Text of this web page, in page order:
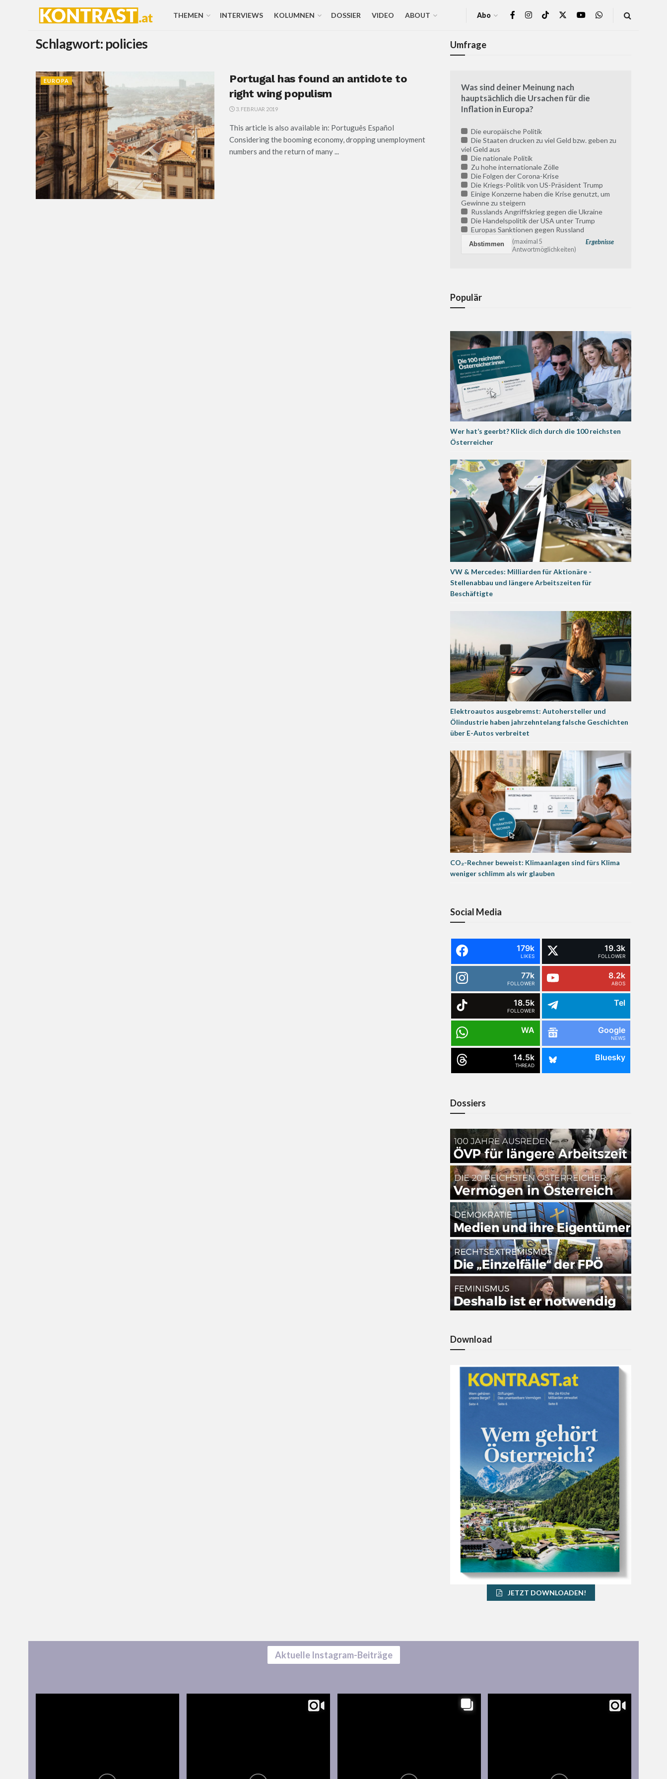
THEMEN INTERVIEWS KOLUMNEN DOSSIER VIDEO ABOUT Abo
Schlagwort: policies
EUROPA
Portugal has found an antidote to
right wing populism
3. FEBRUAR 2019
This article is also available in: Português Español
Considering the booming economy, dropping unemployment
numbers and the return of many ...
Umfrage
Was sind deiner Meinung nach
hauptsächlich die Ursachen für die
Inflation in Europa?
Die europäische Politik
Die Staaten drucken zu viel Geld bzw. geben zu
viel Geld aus
Die nationale Politik
Zu hohe internationale Zölle
Die Folgen der Corona-Krise
Die Kriegs-Politik von US-Präsident Trump
Einige Konzerne haben die Krise genutzt, um
Gewinne zu steigern
Russlands Angriffskrieg gegen die Ukraine
Die Handelspolitik der USA unter Trump
Europas Sanktionen gegen Russland
Ergebnisse
(maximal 5
Antwortmöglichkeiten)
Populär
Wer hat’s geerbt? Klick dich durch die 100 reichsten
Österreicher
VW & Mercedes: Milliarden für Aktionäre -
Stellenabbau und längere Arbeitszeiten für
Beschäftigte
Elektroautos ausgebremst: Autohersteller und
Ölindustrie haben jahrzehntelang falsche Geschichten
über E-Autos verbreitet
CO₂-Rechner beweist: Klimaanlagen sind fürs Klima
weniger schlimm als wir glauben
Social Media
179k
LIKES
19.3k
FOLLOWER
77k
FOLLOWER
8.2k
ABOS
18.5k
FOLLOWER
Tel
WA Google
NEWS
14.5k
THREAD
Bluesky
Dossiers
Download
JETZT DOWNLOADEN!
Aktuelle Instagram-Beiträge